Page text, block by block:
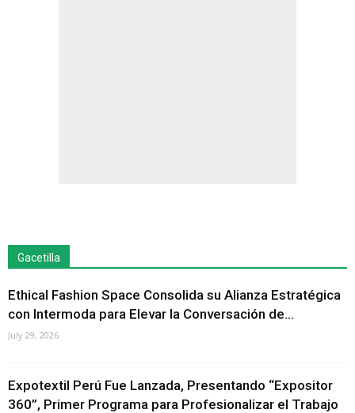
Gacetilla
Ethical Fashion Space Consolida su Alianza Estratégica
con Intermoda para Elevar la Conversación de...
July 29, 2026
Expotextil Perú Fue Lanzada, Presentando “Expositor
360”, Primer Programa para Profesionalizar el Trabajo